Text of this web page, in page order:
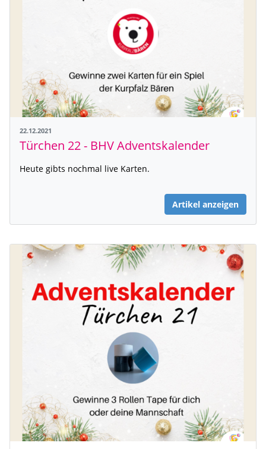
22.12.2021
Türchen 22 - BHV Adventskalender
Heute gibts nochmal live Karten.
Artikel anzeigen